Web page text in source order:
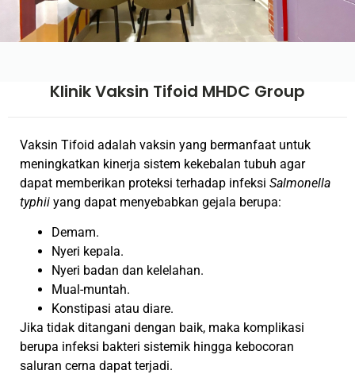
Klinik Vaksin Tifoid MHDC Group
Vaksin Tifoid adalah vaksin yang bermanfaat untuk
meningkatkan kinerja sistem kekebalan tubuh agar
dapat memberikan proteksi terhadap infeksi Salmonella
typhii yang dapat menyebabkan gejala berupa:
Demam.
Nyeri kepala.
Nyeri badan dan kelelahan.
Mual-muntah.
Konstipasi atau diare.
Jika tidak ditangani dengan baik, maka komplikasi
berupa infeksi bakteri sistemik hingga kebocoran
saluran cerna dapat terjadi.